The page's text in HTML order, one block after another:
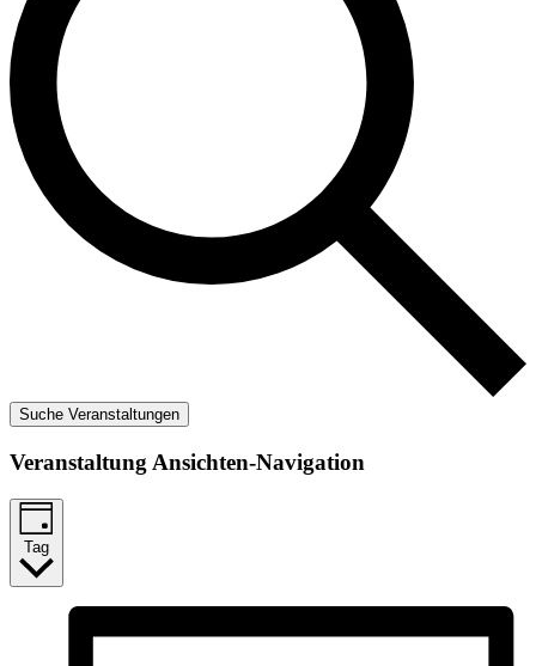
Suche Veranstaltungen
Veranstaltung Ansichten-Navigation
Tag